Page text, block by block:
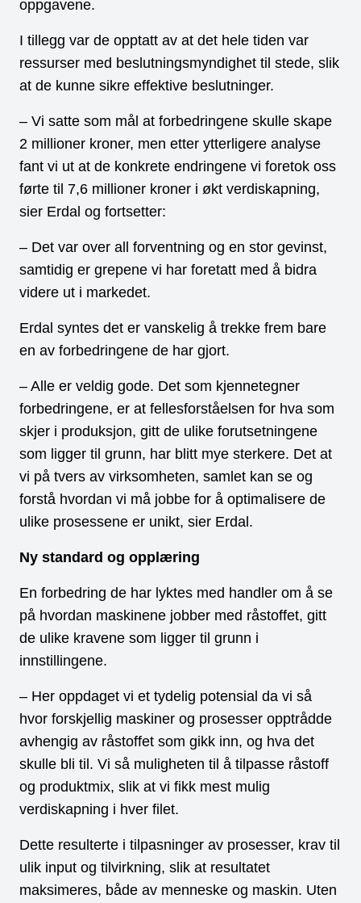
oppgavene.
I tillegg var de opptatt av at det hele tiden var
ressurser med beslutningsmyndighet til stede, slik
at de kunne sikre effektive beslutninger.
– Vi satte som mål at forbedringene skulle skape
2 millioner kroner, men etter ytterligere analyse
fant vi ut at de konkrete endringene vi foretok oss
førte til 7,6 millioner kroner i økt verdiskapning,
sier Erdal og fortsetter:
– Det var over all forventning og en stor gevinst,
samtidig er grepene vi har foretatt med å bidra
videre ut i markedet.
Erdal syntes det er vanskelig å trekke frem bare
en av forbedringene de har gjort.
– Alle er veldig gode. Det som kjennetegner
forbedringene, er at fellesforståelsen for hva som
skjer i produksjon, gitt de ulike forutsetningene
som ligger til grunn, har blitt mye sterkere. Det at
vi på tvers av virksomheten, samlet kan se og
forstå hvordan vi må jobbe for å optimalisere de
ulike prosessene er unikt, sier Erdal.
Ny standard og opplæring
En forbedring de har lyktes med handler om å se
på hvordan maskinene jobber med råstoffet, gitt
de ulike kravene som ligger til grunn i
innstillingene.
– Her oppdaget vi et tydelig potensial da vi så
hvor forskjellig maskiner og prosesser opptrådde
avhengig av råstoffet som gikk inn, og hva det
skulle bli til. Vi så muligheten til å tilpasse råstoff
og produktmix, slik at vi fikk mest mulig
verdiskapning i hver filet.
Dette resulterte i tilpasninger av prosesser, krav til
ulik input og tilvirkning, slik at resultatet
maksimeres, både av menneske og maskin. Uten